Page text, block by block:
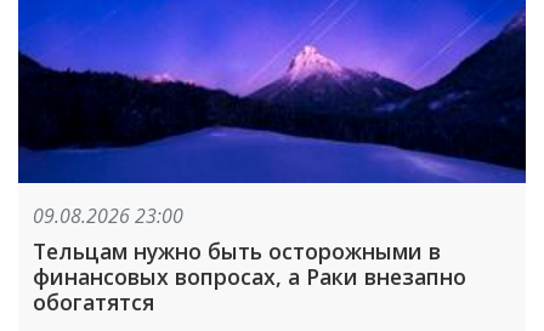
09.08.2026 23:00
Тельцам нужно быть осторожными в
финансовых вопросах, а Раки внезапно
обогатятся